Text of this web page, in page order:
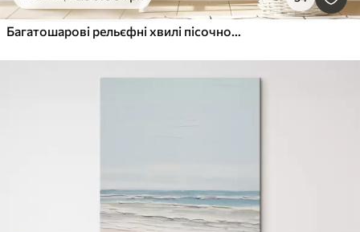
Багатошарові рельєфні хвилі пісочного відтінку, м'яка текстура